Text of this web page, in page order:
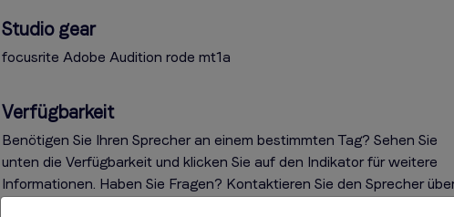
Studio gear
focusrite Adobe Audition rode mt1a
Verfügbarkeit
Benötigen Sie Ihren Sprecher an einem bestimmten Tag? Sehen Sie
unten die Verfügbarkeit und klicken Sie auf den Indikator für weitere
Informationen. Haben Sie Fragen? Kontaktieren Sie den Sprecher
das Menü auf der rechten Seite.